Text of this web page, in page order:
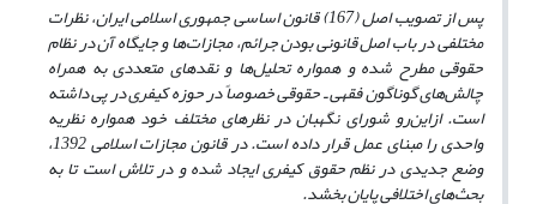
پس از تصویب اصل (167) قانون اساسی جمهوری اسلامی ایران، نظرات
مختلفی در باب اصل قانونی بودن جرائم، مجازات‌ها و جایگاه آن در نظام
حقوقی مطرح شده و همواره تحلیل‌ها و نقدهای متعددی به همراه
چالش‌های گوناگون فقهی ـ حقوقی خصوصاً در حوزه کیفری در پی داشته
است. ازاین‌رو شورای نگهبان در نظرهای مختلف خود همواره نظریه
واحدی را مبنای عمل قرار داده است. در قانون مجازات اسلامی 1392،
وضع جدیدی در نظم حقوق کیفری ایجاد شده و در تلاش است تا به
بحث‌های اختلافی پایان بخشد.